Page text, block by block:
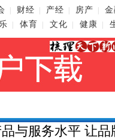
财经 产经 房产 金
体育 文化 健康
与服务水平 让品